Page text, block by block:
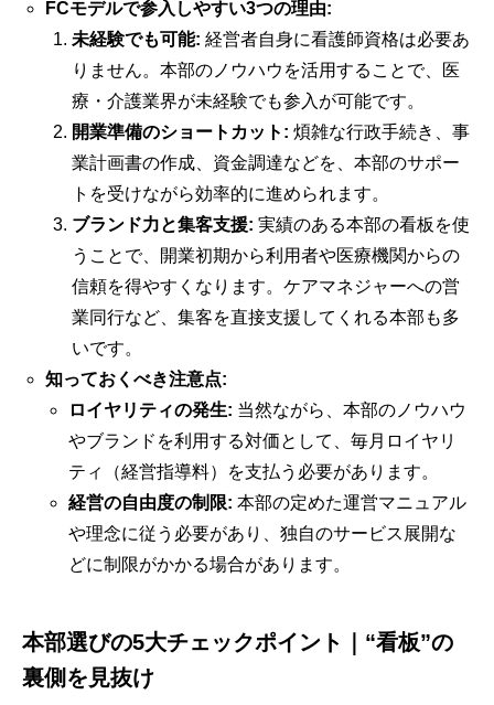
FCモデルで参入しやすい3つの理由:
未経験でも可能: 経営者自身に看護師資格は必要あ
りません。本部のノウハウを活用することで、医
療・介護業界が未経験でも参入が可能です。
開業準備のショートカット: 煩雑な行政手続き、事
業計画書の作成、資金調達などを、本部のサポー
トを受けながら効率的に進められます。
ブランド力と集客支援: 実績のある本部の看板を使
うことで、開業初期から利用者や医療機関からの
信頼を得やすくなります。ケアマネジャーへの営
業同行など、集客を直接支援してくれる本部も多
いです。
知っておくべき注意点:
ロイヤリティの発生: 当然ながら、本部のノウハウ
やブランドを利用する対価として、毎月ロイヤリ
ティ（経営指導料）を支払う必要があります。
経営の自由度の制限: 本部の定めた運営マニュアル
や理念に従う必要があり、独自のサービス展開な
どに制限がかかる場合があります。
本部選びの5大チェックポイント｜“看板”の
裏側を見抜け